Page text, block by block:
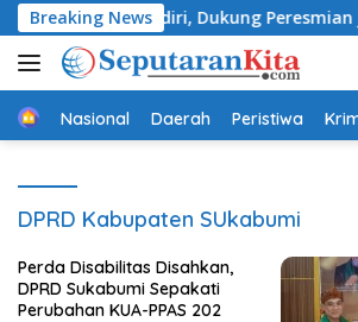
Langsung
ke
konten
Breaking News
Cimandiri, Dukung Peresmian
Beranda
Nasional Daerah Peristiwa
DPRD Kabupaten SUkabumi
Perda Disabilitas Disahkan,
DPRD Sukabumi Sepakati
Perubahan KUA-PPAS 202